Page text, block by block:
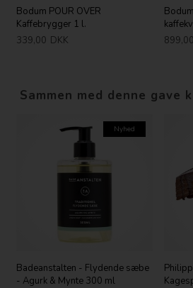
Bodum POUR OVER
Kaffebrygger 1 l.
339,00 DKK
899,00
Sammen med denne gave
Nyhed
Badeanstalten - Flydende sæbe
- Agurk & Mynte 300 ml